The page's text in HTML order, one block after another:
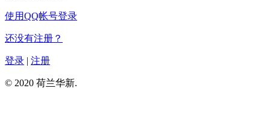
使用QQ帐号登录
还没有注册？
登录 | 注册
© 2020 荷兰华新.